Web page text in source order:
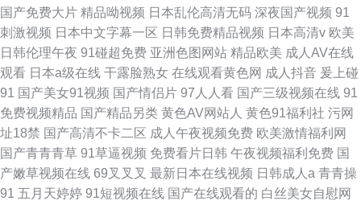
国产免费大片 精品呦视频 日本乱伦高清无码 深夜国产视频 91
刺激视频 日本中文字幕一区 日韩免费精品视频 日本高清v 欧美
日韩伦理午夜 91碰超免费 亚洲色图网站 精品欧美 成人AV在线
观看 日本a级在线 干露脸熟女 在线观看黄色网 成人抖音 爰上碰
91 国产美女91视频 国产情侣片 97人人看 国产三级视频在线 91
免费视频精品 国产精品另类 黄色AV网站人 黄色91福利社 污网
址18禁 国产高清不卡二区 成人午夜视频免费 欧美激情福利网
国产青青青草 91草逼视频 免费看片日韩 午夜视频福利免费 国
产嫩草视频在线 69叉叉叉 最新日本在线视频 日韩成人a 青青操
91 五月天婷婷 91短视频在线 国产在线观看的 白丝美女自慰网